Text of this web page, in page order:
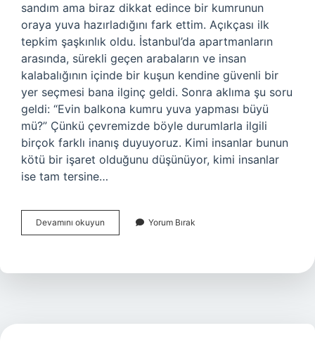
sandım ama biraz dikkat edince bir kumrunun
oraya yuva hazırladığını fark ettim. Açıkçası ilk
tepkim şaşkınlık oldu. İstanbul’da apartmanların
arasında, sürekli geçen arabaların ve insan
kalabalığının içinde bir kuşun kendine güvenli bir
yer seçmesi bana ilginç geldi. Sonra aklıma şu soru
geldi: “Evin balkona kumru yuva yapması büyü
mü?” Çünkü çevremizde böyle durumlarla ilgili
birçok farklı inanış duyuyoruz. Kimi insanlar bunun
kötü bir işaret olduğunu düşünüyor, kimi insanlar
ise tam tersine…
Devamını okuyun
balkona
yapmasi
Yorum Bırak